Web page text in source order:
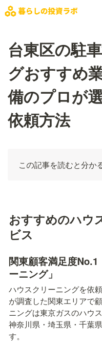
台東区の駐
グおすすめ
備のプロが
依頼方法
この記事を読むと分か
おすすめのハウ
ビス
関東顧客満足度No.1
ーニング」
ハウスクリーニングを依
が調査した関東エリアで
ニングは東京ガスのハウ
神奈川県・埼玉県・千葉
す。